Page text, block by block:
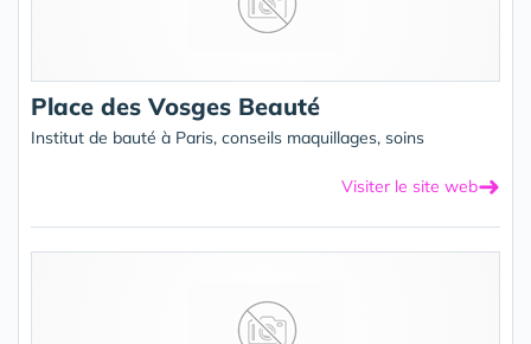
Place des Vosges Beauté
Institut de bauté à Paris, conseils maquillages, soins
Visiter le site web➜